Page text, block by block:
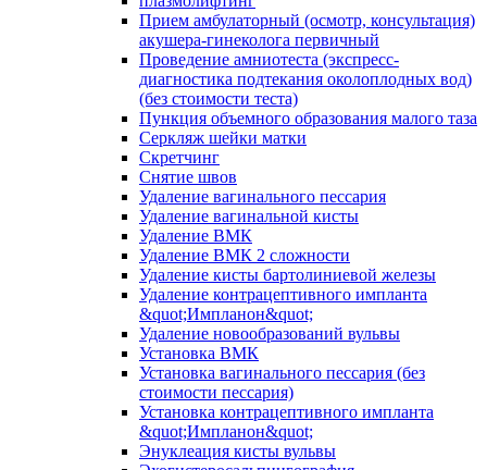
Прием амбулаторный (осмотр, консультация)
акушера-гинеколога первичный
Проведение амниотеста (экспресс-
диагностика подтекания околоплодных вод)
(без стоимости теста)
Пункция объемного образования малого таза
Серкляж шейки матки
Скретчинг
Снятие швов
Удаление вагинального пессария
Удаление вагинальной кисты
Удаление ВМК
Удаление ВМК 2 сложности
Удаление кисты бартолиниевой железы
Удаление контрацептивного импланта
&quot;Импланон&quot;
Удаление новообразований вульвы
Установка ВМК
Установка вагинального пессария (без
стоимости пессария)
Установка контрацептивного импланта
&quot;Импланон&quot;
Энуклеация кисты вульвы